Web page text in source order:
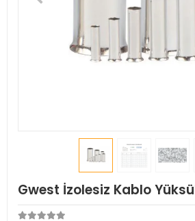
Gwest İzolesiz Kablo